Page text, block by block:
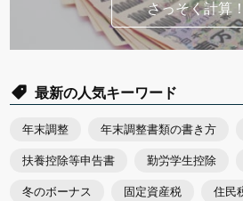
さっそく計算！
最新の人気キーワード
年末調整 年末調整書類の書き方
扶養控除等申告書 勤労学生控除
冬のボーナス 固定資産税 住民